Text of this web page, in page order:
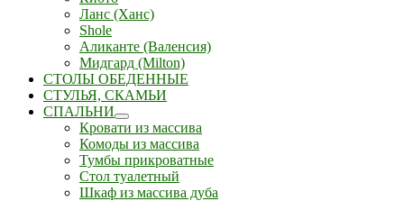
Ланс (Ханс)
Shole
Аликанте (Валенсия)
Мидгард (Milton)
СТОЛЫ ОБЕДЕННЫЕ
СТУЛЬЯ, СКАМЬИ
СПАЛЬНИ
Кровати из массива
Комоды из массива
Тумбы прикроватные
Стол туалетный
Шкаф из массива дуба